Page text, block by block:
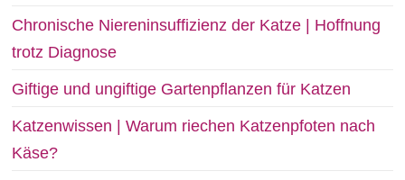
Chronische Niereninsuffizienz der Katze | Hoffnung
trotz Diagnose
Giftige und ungiftige Gartenpflanzen für Katzen
Katzenwissen | Warum riechen Katzenpfoten nach
Käse?